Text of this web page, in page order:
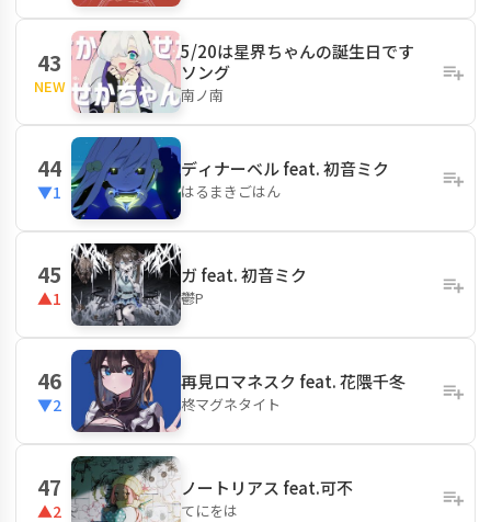
43
NEW
5/20は星界ちゃんの誕生日です
ソング
南ノ南
44
▼1
ディナーベル feat. 初音ミク
はるまきごはん
45
▲1
ガ feat. 初音ミク
鬱P
46
▼2
再見ロマネスク feat. 花隈千冬
柊マグネタイト
47
▲2
ノートリアス feat.可不
てにをは